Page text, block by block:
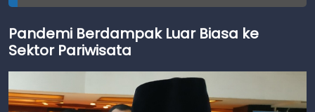
Pandemi Berdampak Luar Biasa ke
Sektor Pariwisata